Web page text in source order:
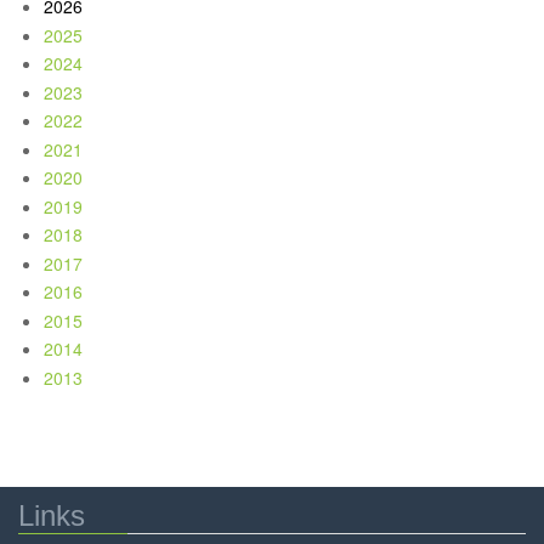
2026
2025
2024
2023
2022
2021
2020
2019
2018
2017
2016
2015
2014
2013
Links